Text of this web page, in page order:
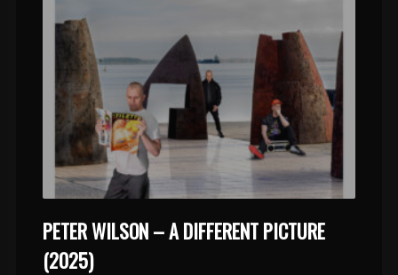
PETER WILSON – A DIFFERENT PICTURE
(2025)